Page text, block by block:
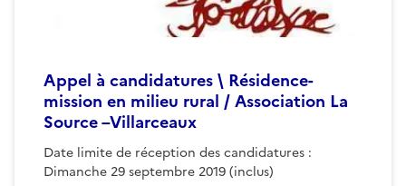
Appel à candidatures \ Résidence-
mission en milieu rural / Association La
Source –Villarceaux
Date limite de réception des candidatures :
Dimanche 29 septembre 2019 (inclus)